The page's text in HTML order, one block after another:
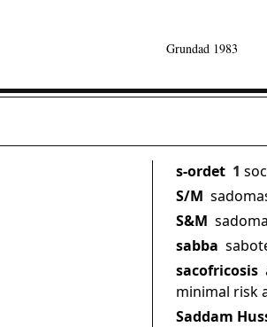
Grundad 1983
s-ordet 1
S/M
S&M
sabba
sacofricosis
minimal risk
Saddam